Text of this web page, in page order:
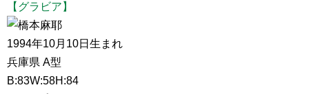
【グラビア】
橋本麻耶
1994年10月10日生まれ
兵庫県 A型
B:83W:58H:84